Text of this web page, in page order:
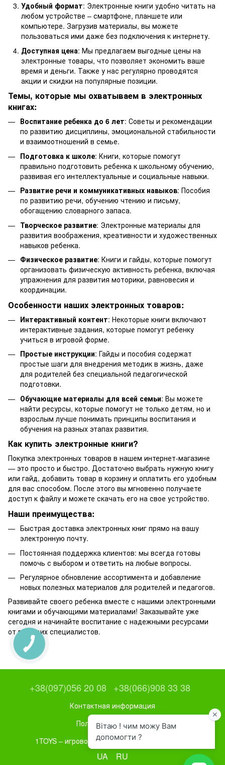
Удобный формат: Электронные книги удобно читать на
любом устройстве – смартфоне, планшете или
компьютере. Загрузив материалы, вы можете
пользоваться ими даже без подключения к интернету.
Доступная цена: Мы предлагаем выгодные цены на
электронные товары, что позволяет экономить ваше
время и деньги. Также у нас регулярно проводятся
акции и скидки на популярные позиции.
Темы, которые мы охватываем в электронных
книгах:
Воспитание ребенка до 6 лет: Советы и рекомендации
по развитию дисциплины, эмоциональной стабильности
и взаимоотношений в семье.
Подготовка к школе: Книги, которые помогут
правильно подготовить ребенка к школьному обучению,
развивая его интеллектуальные и социальные навыки.
Развитие речи и коммуникативных навыков: Пособия
по развитию речи, обучению чтению и письму,
обогащению словарного запаса.
Творческое развитие: Электронные материалы для
развития воображения, креативности и художественных
навыков ребенка.
Физическое развитие: Книги и гайды, которые помогут
организовать физическую активность ребенка, включая
упражнения для развития моторики, равновесия и
координации.
Особенности наших электронных товаров:
Интерактивный контент: Некоторые книги включают
интерактивные задания, которые помогут ребенку
учиться в игровой форме.
Простые инструкции: Гайды и пособия содержат
простые шаги для внедрения методик в жизнь, даже
для родителей без специальной педагогической
подготовки.
Обучающие материалы для всей семьи: Вы можете
найти ресурсы, которые помогут не только детям, но и
взрослым лучше понимать принципы воспитания и
обучения на разных этапах развития.
Как купить электронные книги?
Покупка электронных товаров в нашем интернет-магазине
— это просто и быстро. Достаточно выбрать нужную книгу
или гайд, добавить товар в корзину и оплатить его удобным
для вас способом. После этого вы мгновенно получаете
доступ к файлу и можете скачать его на свое устройство.
Наши преимущества:
Быстрая доставка электронных книг прямо на вашу
электронную почту.
Постоянная поддержка клиентов: мы всегда готовы
помочь с выбором и ответить на любые вопросы.
Регулярное обновление ассортимента и добавление
новых полезных материалов для родителей и педагогов.
Развивайте своего ребенка вместе с нашими электронными
книгами и обучающими материалами! Заказывайте уже
сегодня и начинайте воспитание с надежными ресурсами
от ведущих специалистов.
+38(097)056 20 08 +38(066)908 33 38
Контактная информация
Полная версия сайта
1TOYS – игровое и спортивное оборудование
UA RU